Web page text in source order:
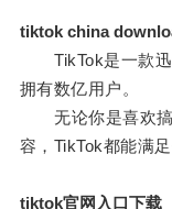
tiktok china
TikTok是一款迅
拥有数亿用户。
无论你是喜欢搞
容，TikTok都能满足
tiktok官网入口下载